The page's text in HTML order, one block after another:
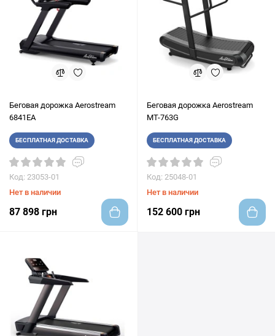
Беговая дорожка Aerostream
6841EA
БЕСПЛАТНАЯ ДОСТАВКА
Код: 23053-01
Нет в наличии
87 898 грн
Беговая дорожка Aerostream
MT-763G
БЕСПЛАТНАЯ ДОСТАВКА
Код: 25048-01
Нет в наличии
152 600 грн